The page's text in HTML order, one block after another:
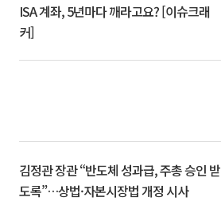
ISA 계좌, 5년마다 깨라고요? [이슈크래
커]
김정관 장관 “반도체 성과급, 주총 승인 받
도록”…상법·자본시장법 개정 시사